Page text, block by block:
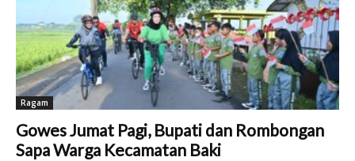
Ragam
Gowes Jumat Pagi, Bupati dan Rombongan
Sapa Warga Kecamatan Baki